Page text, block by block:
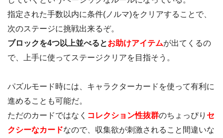
指定された手数以内に条件(ノルマ)をクリアすることで、
次のステージに挑戦出来るぞ。
ブロックを4つ以上並べるとお助けアイテムが出てくるの
で、上手に使ってステージクリアを目指そう。
パズルモード時には、キャラクターカードを使って有利に
進めることも可能だ。
ただのカードではなく コレクション性抜群のちょっぴり セ
クシーなカードなので、収集欲が刺激されること間違いな